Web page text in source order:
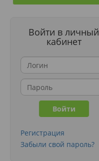
Войти в личный
кабинет
Регистрация
Забыли свой пароль?